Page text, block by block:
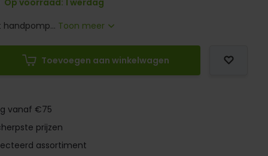
Op voorraad: 1 werdag
Toon meer
Toevoegen aan winkelwagen
vanaf €75
prijzen
assortiment